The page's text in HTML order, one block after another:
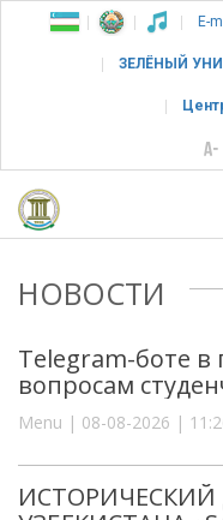
E-
ЗЕЛЁНЫЙ
НОВОСТИ
Telegram-боте в
вопросам
Menu | 08-08-2026 |
ИСТОРИЧЕСКИЙ